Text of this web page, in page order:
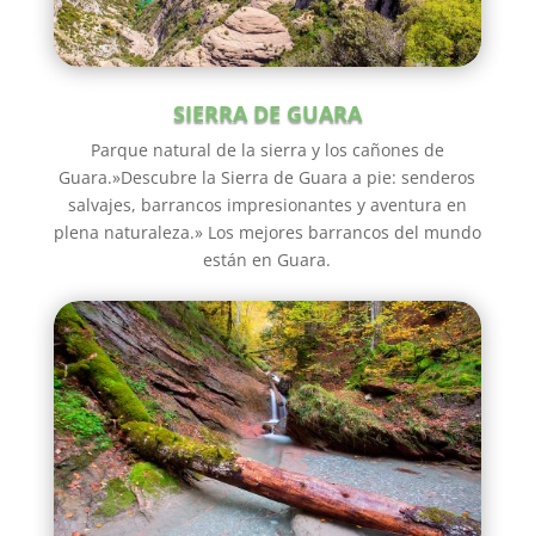
SIERRA DE GUARA
Parque natural de la sierra y los cañones de
Guara.»Descubre la Sierra de Guara a pie: senderos
salvajes, barrancos impresionantes y aventura en
plena naturaleza.» Los mejores barrancos del mundo
están en Guara.